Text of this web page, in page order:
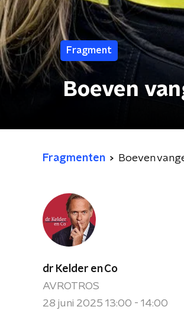
Fragment
Boeven
Fragmenten Boeven
dr Kelder en Co
AVROTROS
28 juni 2025 13:00 - 14:00